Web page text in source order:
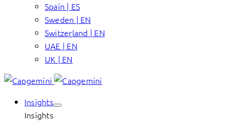
Spain | ES
Sweden | EN
Switzerland | EN
UAE | EN
UK | EN
Insights
Insights